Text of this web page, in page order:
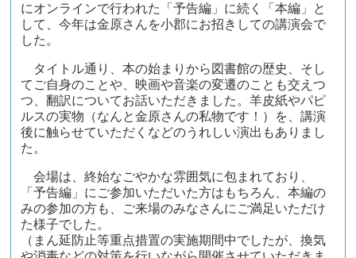
にオンラインで行われた「予告編」に続く「本編」と
して、今年は金原さんを小郡にお招きしての講演会で
した。
タイトル通り、本の始まりから図書館の歴史、そし
てご自身のことや、映画や音楽の変遷のことも交えつ
つ、翻訳についてお話いただきました。羊皮紙やパピ
ルスの実物（なんと金原さんの私物です！）を、講演
後に触らせていただくなどのうれしい演出もありまし
た。
会場は、終始なごやかな雰囲気に包まれており、
「予告編」にご参加いただいた方はもちろん、本編の
みの参加の方も、ご来場のみなさんにご満足いただけ
た様子でした。
（まん延防止等重点措置の実施期間中でしたが、換気